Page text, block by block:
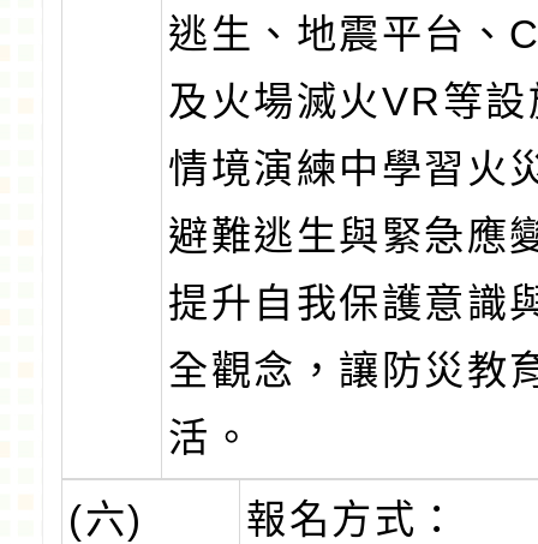
逃生、地震平台、
及火場滅火VR等
情境演練中學習火
避難逃生與緊急應
提升自我保護意識
全觀念，讓防災教
活。
(六)
報名方式：